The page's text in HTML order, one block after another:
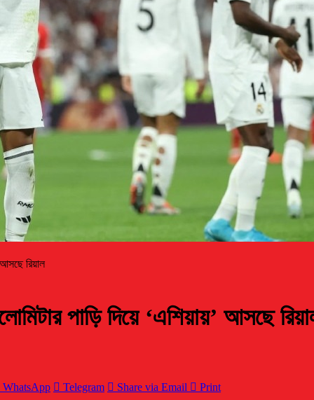
রিয়াল
পাড়ি দিয়ে ‘এশিয়ায়’ আসছে
WhatsApp Telegram Share via Email Print